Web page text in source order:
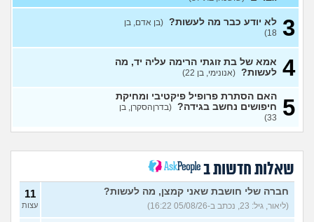
(אלירן, בן 30)
מתכננת חתונה ראשונה, יש
לכם עצות?
האם מה שאני מרגיש זה הגיוני
ותקין?
(לירון, בן 31)
איך להתגבר על רצון לקשר
לפני הזמן?
(אנונימית, בת 21)
הבילויים, זה מוריד לכם?
(לחם ושעשועים, בן 36)
13
כשרבתי עם בת הזוג שלי,
דחפתי אותה מתוך כעס. איך
להתמודד?
(אלכס, שם בדוי, בן
40)
13
עצות
3 לא יודע כבר מה לעשות? (בן אדם, בן
18)
4 אמא של בת זוגתי הרימה עליה יד, מה
לעשות? (אנונימי, בן 22)
5 האם הסתרת פרופיל פיקטיבי ומחיקת
חיפושים נחשב בגידה? (בדרןהסקרן, בן
33)
שאלות חדשות ב
חברה שלי חושבת שאני קמצן, מה לעשות?
(ליאור, גיל: 23, נכתב ב-05/08/26 16:22)
11
עצות